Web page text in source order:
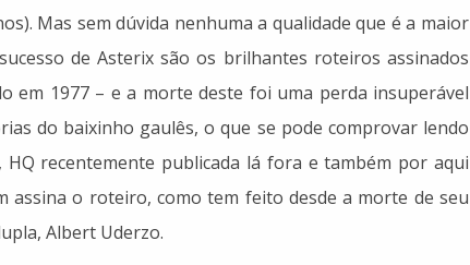
Mas sem dúvida nenhuma a qualidade que é a maior
de Asterix são os brilhantes roteiros assinados
em 1977 – e a morte deste foi uma perda insuperável
do baixinho gaulês, o que se pode comprovar lendo
HQ recentemente publicada lá fora e também por aqui
assina o roteiro, como tem feito desde a morte de seu
Albert Uderzo.